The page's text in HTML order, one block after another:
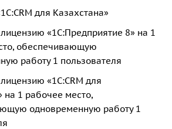
для Казахстана»
«1С:Предприятие 8» на 1
, обеспечивающую
работу 1 пользователя
«1С:CRM для
на 1 рабочее место,
одновременную работу 1